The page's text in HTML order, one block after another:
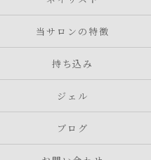
当サロンの特徴
持ち込み
ジェル
ブログ